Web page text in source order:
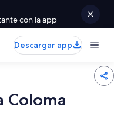
con la app
Descargar app
Coloma